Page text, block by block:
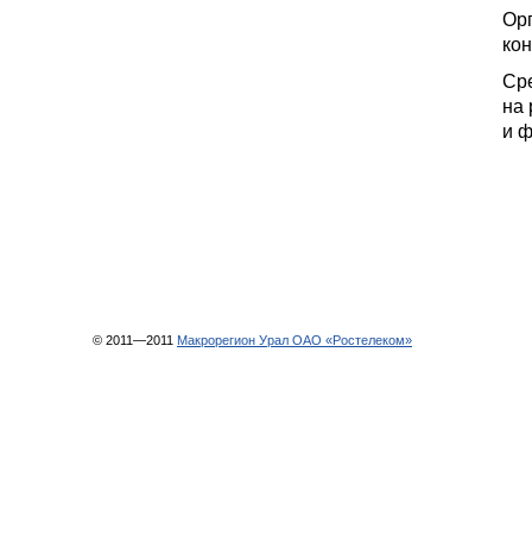
на
и
© 2011—2011 Макрорегион Урал ОАО «Ростелеком»